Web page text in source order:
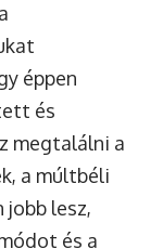
éppen
és
megtalálni a
a múltbéli
jobb lesz,
és a